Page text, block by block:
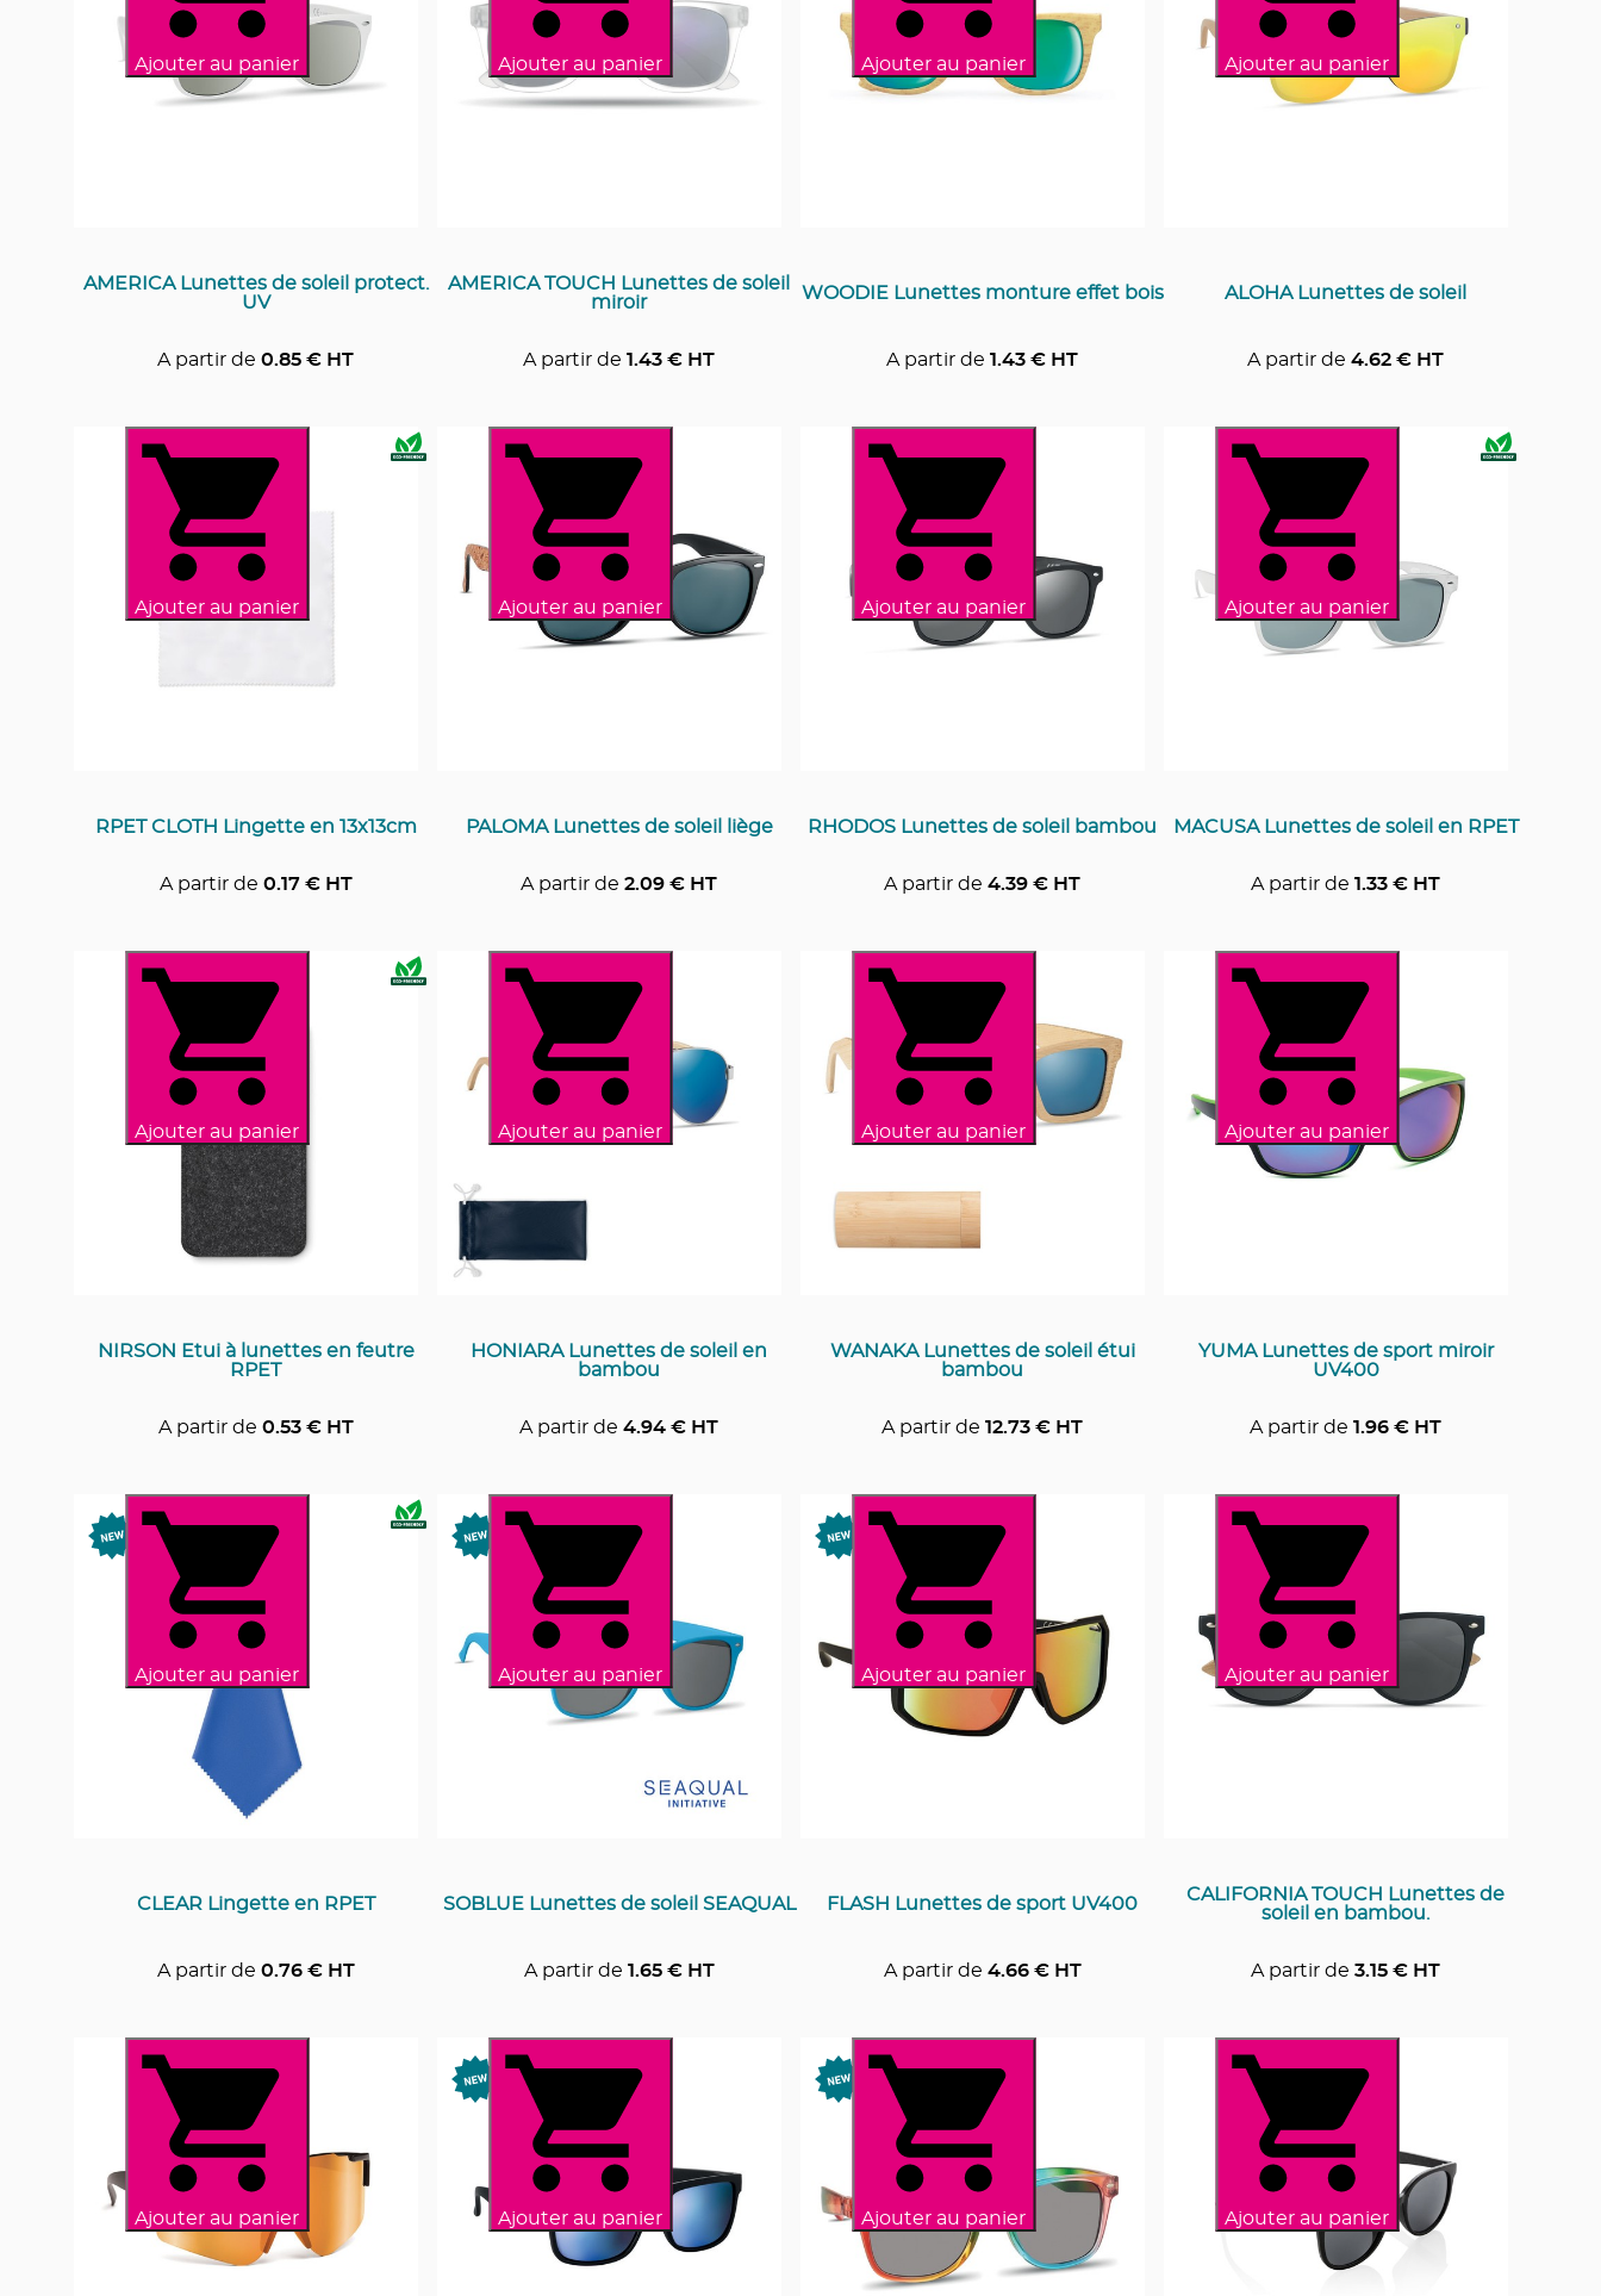
Ajouter au panier
AMERICA Lunettes de soleil protect.
UV
A partir de 0.85 € HT
Ajouter au panier
AMERICA TOUCH Lunettes de soleil
miroir
A partir de 1.43 € HT
Ajouter au panier
WOODIE Lunettes monture effet bois
A partir de 1.43 € HT
Ajouter au panier
ALOHA Lunettes de soleil
A partir de 4.62 € HT
Ajouter au panier
RPET CLOTH Lingette en 13x13cm
A partir de 0.17€ HT
Ajouter au panier
PALOMA Lunettes de soleil liège
A partir de 2.09 € HT
Ajouter au panier
RHODOS Lunettes de soleil bambou
A partir de 4.39 € HT
Ajouter au panier
MACUSA Lunettes de soleil en RPET
A partir de 1.33 € HT
Ajouter au panier
NIRSON Etui à lunettes en feutre
RPET
A partir de 0.53€ HT
Ajouter au panier
HONIARA Lunettes de soleil en
bambou
A partir de 4.94 € HT
Ajouter au panier
WANAKA Lunettes de soleil étui
bambou
A partir de 12.73 € HT
Ajouter au panier
YUMA Lunettes de sport miroir
UV400
A partir de 1.96 € HT
Ajouter au panier
CLEAR Lingette en RPET
A partir de 0.76€ HT
Ajouter au panier
SOBLUE Lunettes de soleil SEAQUAL
A partir de 1.65€ HT
Ajouter au panier
FLASH Lunettes de sport UV400
A partir de 4.66€ HT
Ajouter au panier
CALIFORNIA TOUCH Lunettes de
soleil en bambou.
A partir de 3.15 € HT
Ajouter au panier Ajouter au panier Ajouter au panier Ajouter au panier